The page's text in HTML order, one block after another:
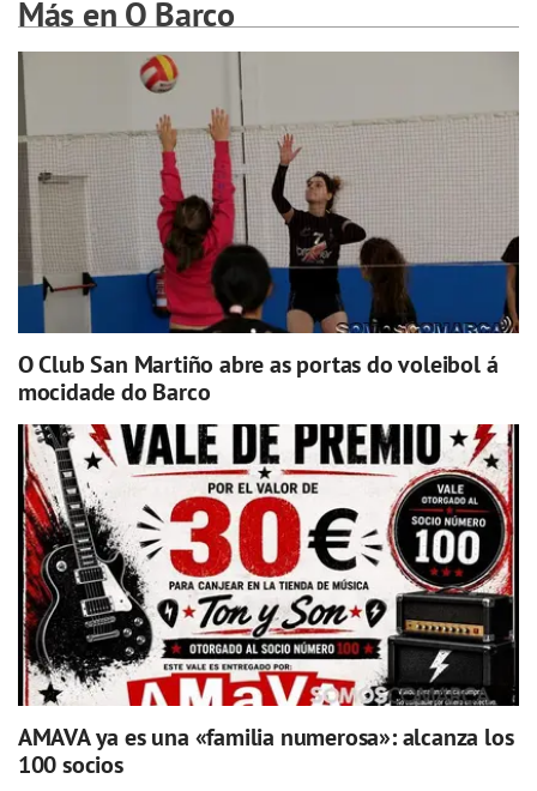
Más en O Barco
O Club San Martiño abre as portas do voleibol á
mocidade do Barco
AMAVA ya es una «familia numerosa»: alcanza los
100 socios